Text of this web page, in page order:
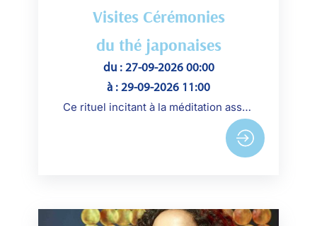
Visites Cérémonies
du thé japonaises
du : 27-09-2026 00:00
à : 29-09-2026 11:00
Ce rituel incitant à la méditation associe lenteur et précision des gestes. Au musée, des cérémonies sont réalisées par l’école Urasenke